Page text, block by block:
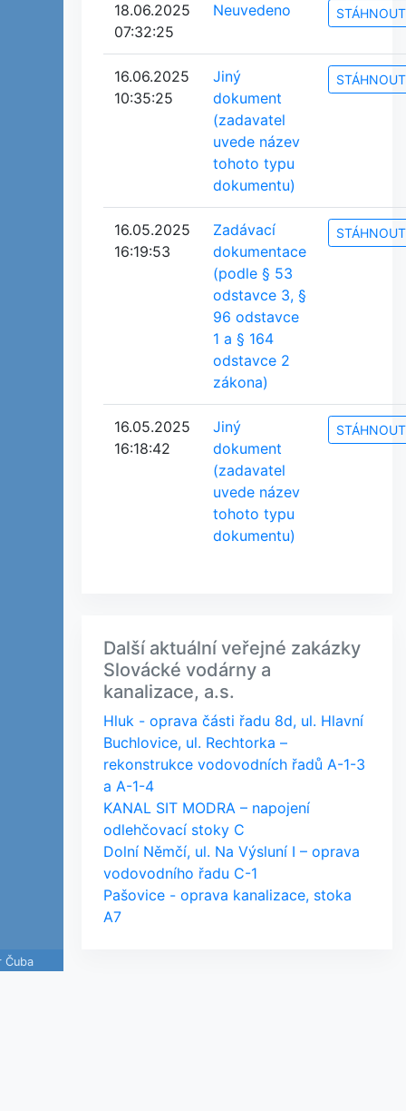
Čuba
18.06.2025
07:32:25
Neuvedeno STÁHNOUT
16.06.2025
10:35:25
Jiný
dokument
(zadavatel
uvede název
tohoto typu
dokumentu)
STÁHNOUT
16.05.2025
16:19:53
Zadávací
dokumentace
(podle § 53
odstavce 3, §
96 odstavce
1 a § 164
odstavce 2
zákona)
STÁHNOUT
16.05.2025
16:18:42
Jiný
dokument
(zadavatel
uvede název
tohoto typu
dokumentu)
STÁHNOUT
Další aktuální veřejné zakázky
Slovácké vodárny a
kanalizace, a.s.
Hluk - oprava části řadu 8d, ul. Hlavní
Buchlovice, ul. Rechtorka –
rekonstrukce vodovodních řadů A-1-3
a A-1-4
KANAL SIT MODRA – napojení
odlehčovací stoky C
Dolní Němčí, ul. Na Výsluní I – oprava
vodovodního řadu C-1
Pašovice - oprava kanalizace, stoka
A7